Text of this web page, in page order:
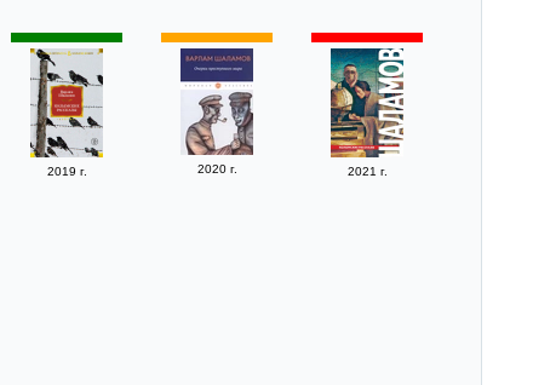
2019 г. 2020 г. 2021 г.